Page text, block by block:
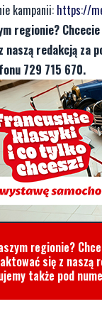
kampanii: https://
regionie?
redakcją za
729 715 670.
regionie?
się z
także pod